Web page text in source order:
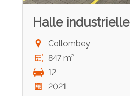
Halle industrielle
Collombey
847 m²
12
2021